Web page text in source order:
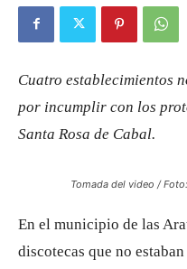
Cuatro establecimientos
por incumplir con los
Santa Rosa de Cabal.
Tomada del video /
En el municipio de las
discotecas que no